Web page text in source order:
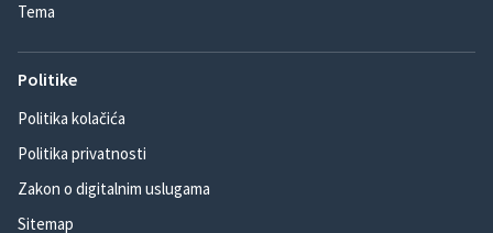
Tema
Politike
Politika kolačića
Politika privatnosti
Zakon o digitalnim uslugama
Sitemap